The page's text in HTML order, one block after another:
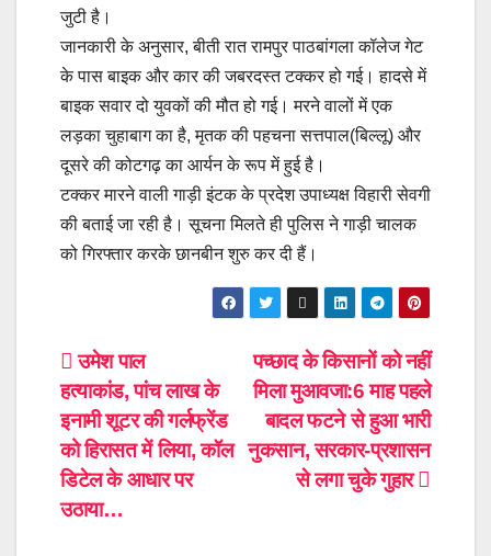
जुटी है।
जानकारी के अनुसार, बीती रात रामपुर पाठबांगला कॉलेज गेट
के पास बाइक और कार की जबरदस्त टक्कर हो गई। हादसे में
बाइक सवार दो युवकों की मौत हो गई। मरने वालों में एक
लड़का चुहाबाग का है, मृतक की पहचना सत्तपाल(बिल्लू) और
दूसरे की कोटगढ़ का आर्यन के रूप में हुई है।
टक्कर मारने वाली गाड़ी इंटक के प्रदेश उपाध्यक्ष विहारी सेवगी
की बताई जा रही है। सूचना मिलते ही पुलिस ने गाड़ी चालक
को गिरफ्तार करके छानबीन शुरु कर दी हैं।
Post
navigation
पच्छाद के किसानों को नहीं
मिला मुआवजा:6 माह पहले
बादल फटने से हुआ भारी
नुकसान, सरकार-प्रशासन
से लगा चुके गुहार
उमेश पाल
हत्याकांड, पांच लाख के
इनामी शूटर की गर्लफ्रेंड
को हिरासत में लिया, कॉल
डिटेल के आधार पर
उठाया…